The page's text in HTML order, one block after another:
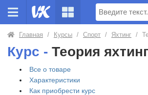
Поиск
Главная / Курсы / Спорт / Яхтинг /
Курс - Теория
Все о товаре
Характеристики
Как приобрести курс